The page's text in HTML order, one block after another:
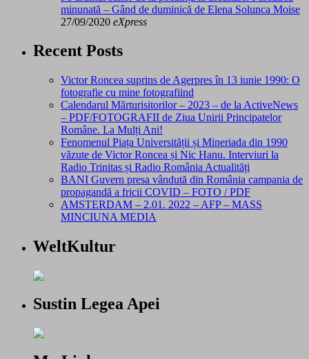
minunată – Gând de duminică de Elena Solunca Moise
27/09/2020 eXpress
Recent Posts
Victor Roncea suprins de Agerpres în 13 iunie 1990: O
fotografie cu mine fotografiind
Calendarul Mărturisitorilor – 2023 – de la ActiveNews
– PDF/FOTOGRAFII de Ziua Unirii Principatelor
Române. La Mulți Ani!
Fenomenul Piața Universității și Mineriada din 1990
văzute de Victor Roncea și Nic Hanu. Interviuri la
Radio Trinitas și Radio România Actualități
BANI Guvern presa vândută din România campania de
propagandă a fricii COVID – FOTO / PDF
AMSTERDAM – 2.01. 2022 – AFP – MASS
MINCIUNA MEDIA
WeltKultur
Sustin Legea Apei